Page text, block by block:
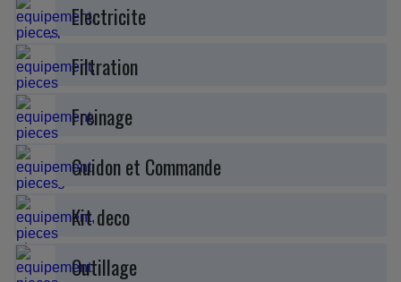
Electricite
Filtration
Freinage
Guidon et Commande
Kit deco
Outillage